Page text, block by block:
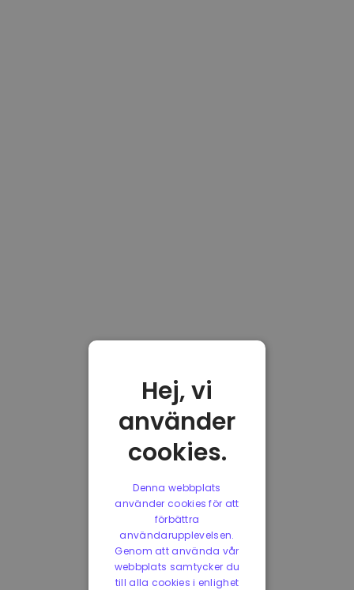
Hej, vi
använder
cookies.
Denna webbplats
använder cookies för att
förbättra
användarupplevelsen.
Genom att använda vår
webbplats samtycker du
till alla cookies i enlighet